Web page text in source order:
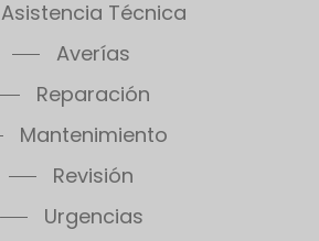
Asistencia Técnica
Averías
Reparación
Mantenimiento
Revisión
Urgencias